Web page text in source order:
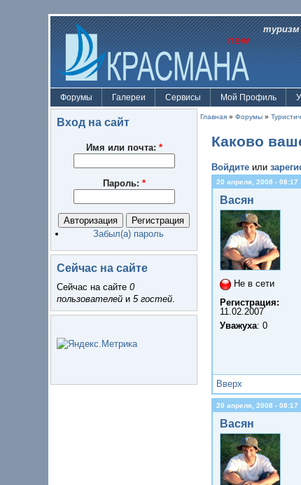
туризм
Форумы Галереи Сервисы Мой Профиль
Вход на сайт
Имя или почта: *
Пароль: *
Забыл(а) пароль
Сейчас на сайте
Сейчас на сайте 0
пользователей и 5 гостей
Главная » Форумы »
Каково
Войдите или
20 апреля, 2008 - 08:17
Васян
Не в сети
Регистрация:
11.02.2007
Уважуха: 0
Вверх
20 апреля, 2008 - 08:17
Васян